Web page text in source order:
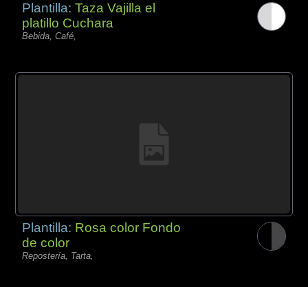
Plantilla:Taza Vajilla el
platillo Cuchara
Bebida, Café,
Plantilla: Rosa color Fondo
de color
Repostería, Tarta,